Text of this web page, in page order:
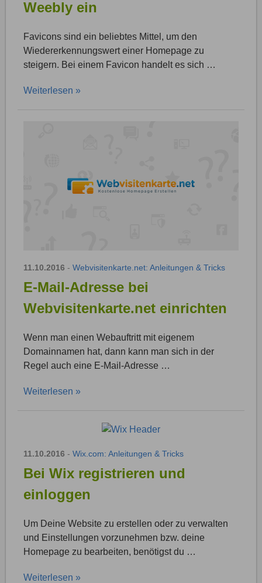
Weebly ein
Favicons sind ein beliebtes Mittel, um den
Wiedererkennungswert einer Homepage zu
steigern. Bei einem Favicon handelt es sich …
Weiterlesen »
11.10.2016 - Webvisitenkarte.net: Anleitungen & Tricks
E-Mail-Adresse bei
Webvisitenkarte.net einrichten
Wenn man einen Webauftritt mit eigenem
Domainnamen hat, dann kann man sich in der
Regel auch eine E-Mail-Adresse …
Weiterlesen »
11.10.2016 - Wix.com: Anleitungen & Tricks
Bei Wix registrieren und
einloggen
Um Deine Website zu erstellen oder zu verwalten
und Einstellungen vorzunehmen bzw. deine
Homepage zu bearbeiten, benötigst du …
Weiterlesen »